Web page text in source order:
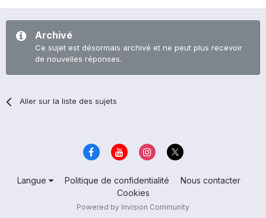
Archivé
Ce sujet est désormais archivé et ne peut plus recevoir
de nouvelles réponses.
Aller sur la liste des sujets
Langue Politique de confidentialité
Nous contacter
Cookies
Powered by Invision Community